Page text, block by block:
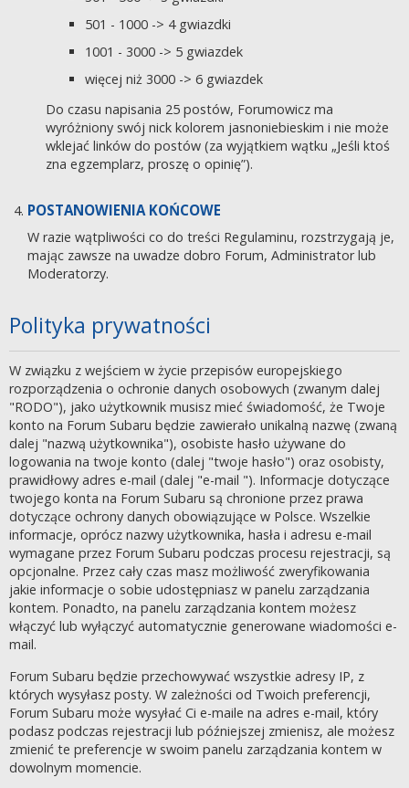
501 - 1000 -> 4 gwiazdki
1001 - 3000 -> 5 gwiazdek
więcej niż 3000 -> 6 gwiazdek
Do czasu napisania 25 postów, Forumowicz ma
wyróżniony swój nick kolorem jasnoniebieskim i nie może
wklejać linków do postów (za wyjątkiem wątku „Jeśli ktoś
zna egzemplarz, proszę o opinię”).
POSTANOWIENIA KOŃCOWE
W razie wątpliwości co do treści Regulaminu, rozstrzygają je,
mając zawsze na uwadze dobro Forum, Administrator lub
Moderatorzy.
Polityka prywatności
W związku z wejściem w życie przepisów europejskiego
rozporządzenia o ochronie danych osobowych (zwanym dalej
"RODO"), jako użytkownik musisz mieć świadomość, że Twoje
konto na Forum Subaru będzie zawierało unikalną nazwę (zwaną
dalej "nazwą użytkownika"), osobiste hasło używane do
logowania na twoje konto (dalej "twoje hasło") oraz osobisty,
prawidłowy adres e-mail (dalej "e-mail "). Informacje dotyczące
twojego konta na Forum Subaru są chronione przez prawa
dotyczące ochrony danych obowiązujące w Polsce. Wszelkie
informacje, oprócz nazwy użytkownika, hasła i adresu e-mail
wymagane przez Forum Subaru podczas procesu rejestracji, są
opcjonalne. Przez cały czas masz możliwość zweryfikowania
jakie informacje o sobie udostępniasz w panelu zarządzania
kontem. Ponadto, na panelu zarządzania kontem możesz
włączyć lub wyłączyć automatycznie generowane wiadomości e-
mail.
Forum Subaru będzie przechowywać wszystkie adresy IP, z
których wysyłasz posty. W zależności od Twoich preferencji,
Forum Subaru może wysyłać Ci e-maile na adres e-mail, który
podasz podczas rejestracji lub późniejszej zmienisz, ale możesz
zmienić te preferencje w swoim panelu zarządzania kontem w
dowolnym momencie.